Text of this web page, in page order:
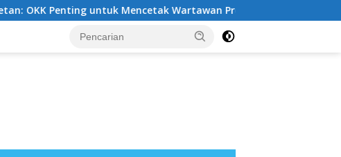
Wartawan Profesional, Berintegritas dan Terpercaya